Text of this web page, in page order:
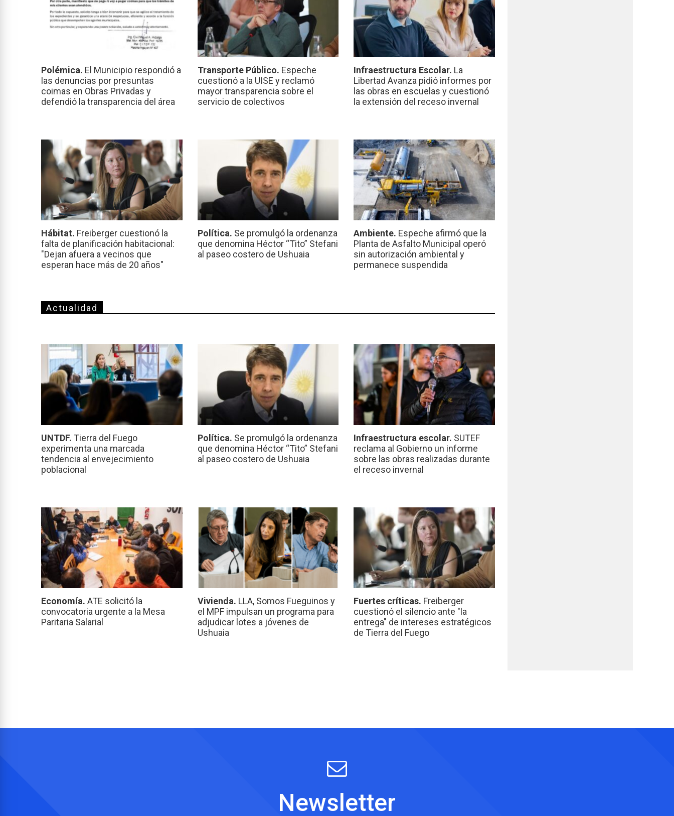
Polémica. El Municipio respondió a
las denuncias por presuntas
coimas en Obras Privadas y
defendió la transparencia del área
Transporte Público. Espeche
cuestionó a la UISE y reclamó
mayor transparencia sobre el
servicio de colectivos
Infraestructura Escolar. La
Libertad Avanza pidió informes por
las obras en escuelas y cuestionó
la extensión del receso invernal
Hábitat. Freiberger cuestionó la
falta de planificación habitacional:
"Dejan afuera a vecinos que
esperan hace más de 20 años"
Política. Se promulgó la ordenanza
que denomina Héctor “Tito” Stefani
al paseo costero de Ushuaia
Ambiente. Espeche afirmó que la
Planta de Asfalto Municipal operó
sin autorización ambiental y
permanece suspendida
Actualidad
UNTDF. Tierra del Fuego
experimenta una marcada
tendencia al envejecimiento
poblacional
Política. Se promulgó la ordenanza
que denomina Héctor “Tito” Stefani
al paseo costero de Ushuaia
Infraestructura escolar. SUTEF
reclama al Gobierno un informe
sobre las obras realizadas durante
el receso invernal
Economía. ATE solicitó la
convocatoria urgente a la Mesa
Paritaria Salarial
Vivienda. LLA, Somos Fueguinos y
el MPF impulsan un programa para
adjudicar lotes a jóvenes de
Ushuaia
Fuertes críticas. Freiberger
cuestionó el silencio ante "la
entrega" de intereses estratégicos
de Tierra del Fuego
Newsletter